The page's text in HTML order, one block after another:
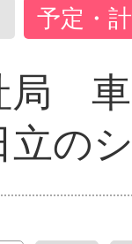
予定・
局
の